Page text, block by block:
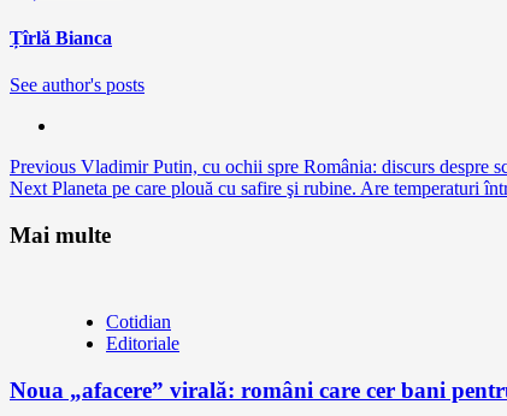
Țîrlă Bianca
See author's posts
Continue
Reading
Previous Vladimir Putin, cu ochii spre România: discurs despre
Next Planeta pe care plouă cu safire şi rubine. Are temperaturi
Mai multe
Cotidian
Editoriale
Noua „afacere” virală: români care cer bani